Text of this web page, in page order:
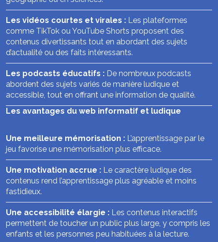
Les vidéos courtes et virales : Les plateformes
comme TikTok ou YouTube Shorts proposent des
contenus divertissants tout en abordant des sujets
d’actualité ou des faits intéressants.
Les podcasts éducatifs : De nombreux podcasts
abordent des sujets variés de manière ludique et
accessible, tout en offrant une information de qualité.
Les avantages du web informatif et ludique
Une meilleure mémorisation : L’apprentissage par le
jeu favorise une mémorisation plus efficace.
Une motivation accrue : Le caractère ludique des
contenus rend l’apprentissage plus agréable et moins
fastidieux.
Une accessibilité élargie : Les contenus interactifs
permettent de toucher un public plus large, y compris les
enfants et les personnes peu habituées à la lecture.